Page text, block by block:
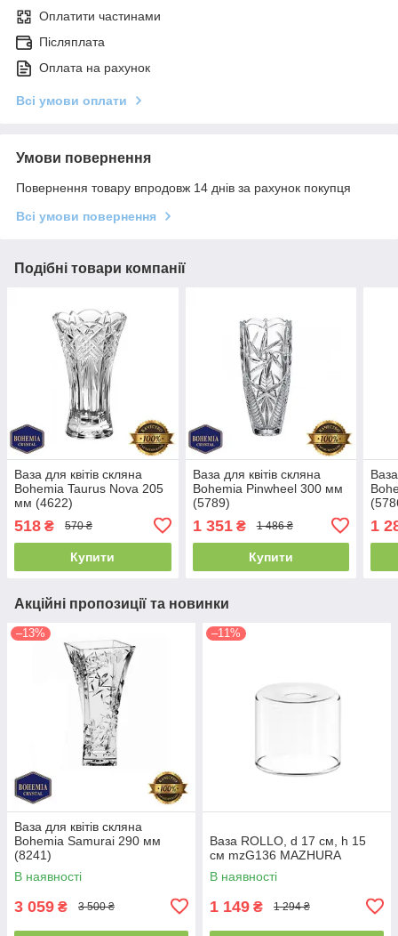
Оплатити частинами
Післяплата
Оплата на рахунок
Всі умови оплати
Умови повернення
Повернення товару впродовж 14 днів за рахунок покупця
Всі умови повернення
Подібні товари компанії
Ваза для квітів скляна
Bohemia Taurus Nova 205
мм (4622)
518 ₴ 570 ₴
Купити
Ваза для квітів скляна
Bohemia Pinwheel 300 мм
(5789)
1 351₴ 1 486 ₴
Купити
1
Акційні пропозиції та новинки
–13%
Ваза для квітів скляна
Bohemia Samurai 290 мм
(8241)
В наявності
3 059 ₴ 3 500 ₴
–11%
Ваза ROLLO, d 17 см, h 15
см mzG136 MAZHURA
В наявності
1 149 ₴ 1 294 ₴